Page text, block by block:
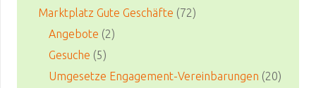
Marktplatz Gute Geschäfte (72)
Angebote (2)
Gesuche (5)
Umgesetze Engagement-Vereinbarungen (20)